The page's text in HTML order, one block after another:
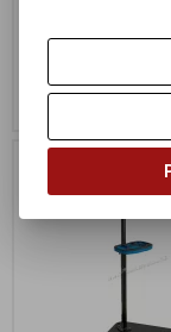
Původní cena:349